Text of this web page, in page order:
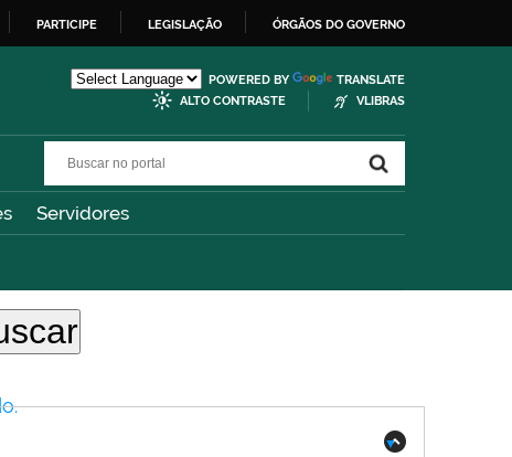
PARTICIPE LEGISLAÇÃO ÓRGÃOS DO GOVERNO
POWERED BY
TRANSLATE
ALTO CONTRASTE
VLIBRAS
Servidores